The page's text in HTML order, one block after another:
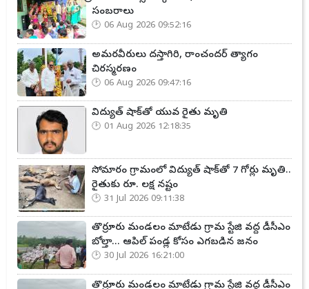
సంబరాలు
06 Aug 2026 09:52:16
అమరవీరులు దస్తాగిరి, రాంచందర్ త్యాగం
చిరస్మరణం
06 Aug 2026 09:47:16
విద్యుత్ షాక్‌తో యువ రైతు మృతి
01 Aug 2026 12:18:35
సోమారం గ్రామంలో విద్యుత్ షాక్‌తో 7 గోర్లు మృతి..
రైతుకు రూ. లక్ష నష్టం
31 Jul 2026 09:11:38
తొర్రూరు మండలం మాటేడు గ్రామ స్టేజి వద్ద డీసీఎం
బోల్తా... ఆపిల్ పండ్ల కోసం ఎగబడిన జనం
30 Jul 2026 16:21:00
తొర్రూరు మండలం మాటేడు గ్రామ స్టేజి వద్ద డీసీఎం